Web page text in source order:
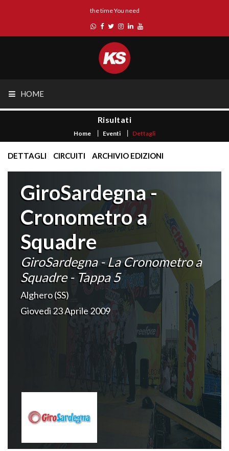
the time You need
HOME
Risultati
Home Eventi Dettagli
DETTAGLI CIRCUITI ARCHIVIO EDIZIONI
GiroSardegna -
Cronometro a
Squadre
GiroSardegna - La Cronometro a
Squadre - Tappa 5
Alghero (SS)
Giovedì 23 Aprile 2009